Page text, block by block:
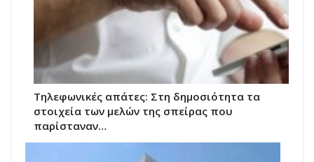
Τηλεφωνικές απάτες: Στη δημοσιότητα τα
στοιχεία των μελών της σπείρας που
παρίσταναν…